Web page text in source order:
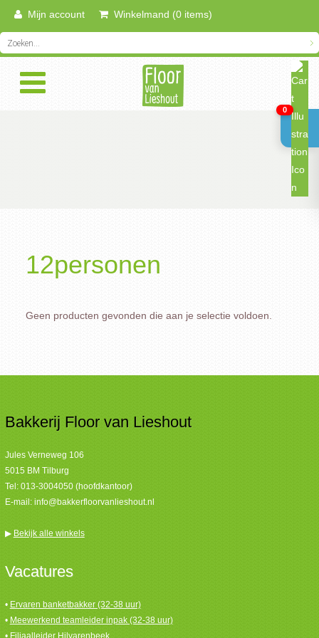
Mijn account Winkelmand (0 items)
12personen
Geen producten gevonden die aan je selectie voldoen.
Bakkerij Floor van Lieshout
Jules Verneweg 106
5015 BM Tilburg
Tel: 013-3004050 (hoofdkantoor)
E-mail: info@bakkerfloorvanlieshout.nl
▶ Bekijk alle winkels
Vacatures
• Ervaren banketbakker (32-38 uur)
• Meewerkend teamleider inpak (32-38 uur)
0